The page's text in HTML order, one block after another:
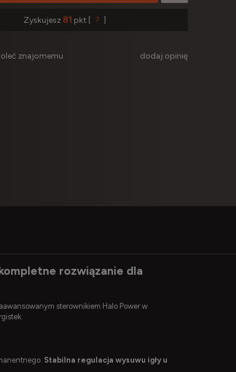
Zyskujesz 81 pkt [ ? ]
znajomemu dodaj opinię
rozwiązanie dla
sterownikiem Halo Power w
Stabilna regulacja wysuwu igły u